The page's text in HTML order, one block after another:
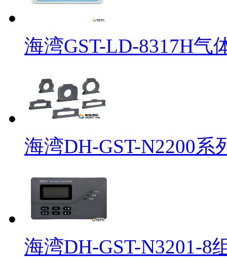
海湾GST-LD-8317H气
海湾DH-GST-N2200
海湾DH-GST-N3201-8